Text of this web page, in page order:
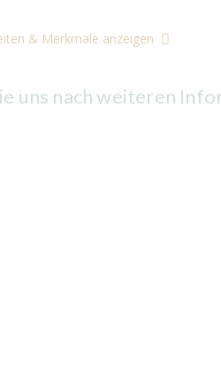
& Merkmale anzeigen
uns nach weiteren